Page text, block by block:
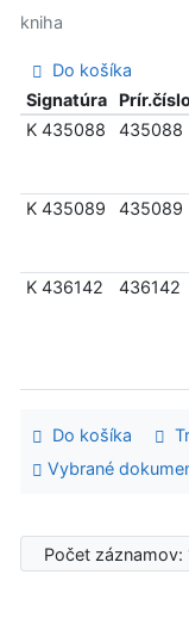
kniha
Do košíka
Signatúra
K 435088
435088
K 435089 435089
K 436142 436142
Do košíka
Vybrané
Počet záznamov: